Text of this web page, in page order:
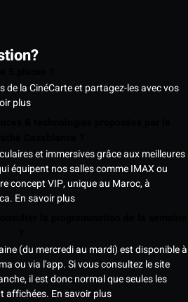
de la CinéCarte et partagez-les avec vos
plus
et immersives grâce aux meilleures
équipent nos salles comme IMAX ou
concept VIP, unique au Maroc, à
En savoir plus
(du mercredi au mardi) est disponible à
ou via l'app. Si vous consultez le site
il est donc normal que seules les
affichées. En savoir plus